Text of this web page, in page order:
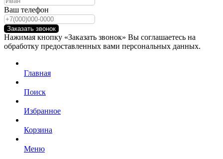
Ваш телефон
Заказать звонок
Нажимая кнопку «Заказать звонок» Вы соглашаетесь на
обработку предоставленных вами персональных данных.
Главная
Поиск
Избранное
Корзина
Меню